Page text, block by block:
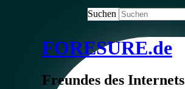
FORESURE.de
Freundes des Internets
Suchen